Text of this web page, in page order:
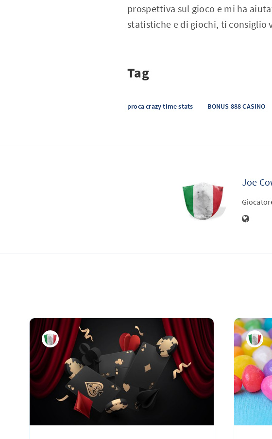
prospettiva sul gioco e mi ha
statistiche e di giochi, ti consiglio
Tag
proca crazy time stats BONUS 888 CASINO
Joe